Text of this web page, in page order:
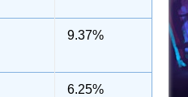
9.37%
6.25%